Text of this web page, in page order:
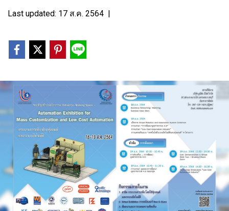
Last updated: 17 ส.ค. 2564 |